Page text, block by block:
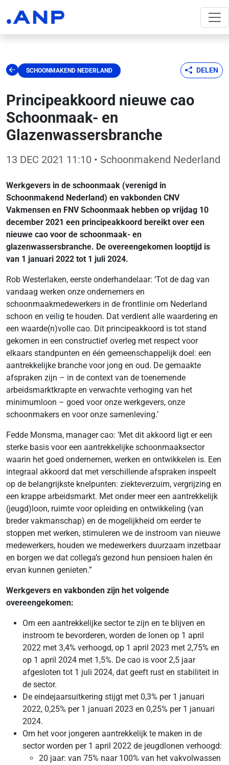
SCHOONMAKEND NEDERLAND DELEN
Principeakkoord nieuwe cao
Schoonmaak- en
Glazenwassersbranche
13 DEC 2021 11:10 • Schoonmakend Nederland
Werkgevers in de schoonmaak (verenigd in
Schoonmakend Nederland) en vakbonden CNV
Vakmensen en FNV Schoonmaak hebben op vrijdag 10
december 2021 een principeakkoord bereikt over een
nieuwe cao voor de schoonmaak- en
glazenwassersbranche. De overeengekomen looptijd is
van 1 januari 2022 tot 1 juli 2024.
Rob Westerlaken, eerste onderhandelaar: ‘Tot de dag van
vandaag werken onze ondernemers en
schoonmaakmedewerkers in de frontlinie om Nederland
schoon en veilig te houden. Dat verdient alle waardering en
een waarde(n)volle cao. Dit principeakkoord is tot stand
gekomen in een constructief overleg met respect voor
elkaars standpunten en één gemeenschappelijk doel: een
aantrekkelijke branche voor jong en oud. De gemaakte
afspraken zijn – in de context van de toenemende
arbeidsmarktkrapte en verwachte verhoging van het
minimumloon – goed voor onze werkgevers, onze
schoonmakers en voor onze samenleving.’
Fedde Monsma, manager cao: ‘Met dit akkoord ligt er een
sterke basis voor een aantrekkelijke schoonmaaksector
waarin het goed ondernemen, werken en ontwikkelen is. Een
integraal akkoord dat met verschillende afspraken inspeelt
op de belangrijkste knelpunten: ziekteverzuim, vergrijzing en
een krappe arbeidsmarkt. Met onder meer een aantrekkelijk
(jeugd)loon, ruimte voor opleiding en ontwikkeling (van
breder vakmanschap) en de mogelijkheid om eerder te
stoppen met werken, stimuleren we de instroom van nieuwe
medewerkers, houden we medewerkers duurzaam inzetbaar
en borgen we dat collega’s gezond hun pensioen halen én
ervan kunnen genieten.”
Werkgevers en vakbonden zijn het volgende
overeengekomen:
Om een aantrekkelijke sector te zijn en te blijven en
instroom te bevorderen, worden de lonen op 1 april
2022 met 3,4% verhoogd, op 1 april 2023 met 2,75% en
op 1 april 2024 met 1,5%. De cao is voor 2,5 jaar
afgesloten tot 1 juli 2024, dat geeft rust en stabiliteit in
de sector.
De eindejaarsuitkering stijgt met 0,3% per 1 januari
2022, 0,25% per 1 januari 2023 en 0,25% per 1 januari
2024.
Om het voor jongeren aantrekkelijk te maken in de
sector worden per 1 april 2022 de jeugdlonen verhoogd:
20 jaar: van 75% naar 100% van het vakvolwassen